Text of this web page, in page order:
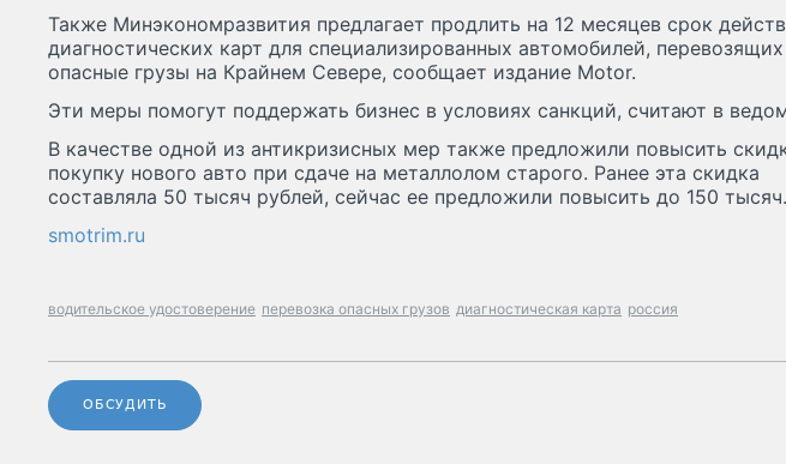
Также Минэкономразвития предлагает продлить на 12 месяцев срок
диагностических карт для специализированных автомобилей, перевозящих
опасные грузы на Крайнем Севере, сообщает издание Motor.
Эти меры помогут поддержать бизнес в условиях санкций, считают в
В качестве одной из антикризисных мер также предложили повысить
покупку нового авто при сдаче на металлолом старого. Ранее эта скидка
составляла 50 тысяч рублей, сейчас ее предложили повысить до 150 тысяч.
smotrim.ru
водительское удостоверение перевозка опасных грузов диагностическая карта россия
ОБСУДИТЬ